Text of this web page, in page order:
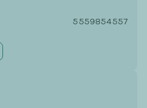
5559854557